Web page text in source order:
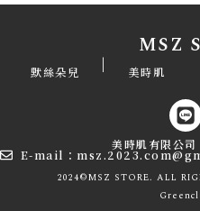
MSZ
默絲朵兒 | 美時肌
美時肌有限公
E-mail：
2024©MSZ STORE. ALL